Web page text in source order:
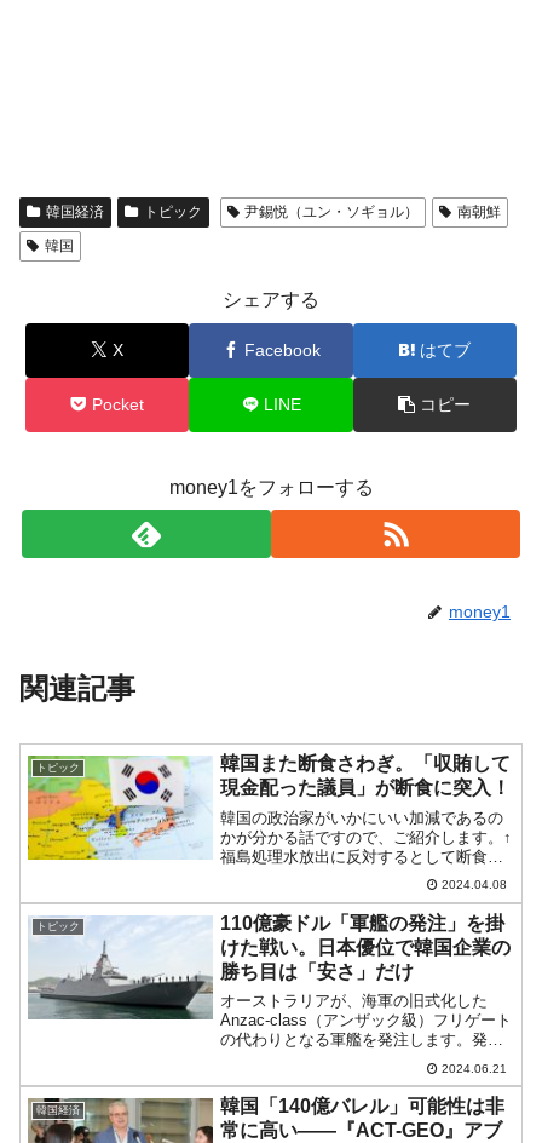
韓国経済 トピック 尹錫悦（ユン・ソギョル）
南朝鮮
韓国
シェアする
X Facebook はてブ
Pocket LINE コピー
money1をフォローする
money1
関連記事
トピック
韓国また断食さわぎ。「収賄して
現金配った議員」が断食に突入！
韓国の政治家がいかにいい加減であるの
かが分かる話ですので、ご紹介します。↑
福島処理水放出に反対するとして断食を
行った李在明（イ・ジェミョン）さん。
断食19日目に病院に緊急搬送されまし
た。「輸液を受けながら断食を続ける」
という意味不明な話にな...
2024.04.08
トピック
110億豪ドル「軍艦の発注」を掛
けた戦い。日本優位で韓国企業の
勝ち目は「安さ」だけ
オーストラリアが、海軍の旧式化した
Anzac-class（アンザック級）フリゲート
の代わりとなる軍艦を発注します。発注
総額は11億豪ドル（約1,163億円）になる
と見られています。↑アンザック級フリゲ
ート。このFFH-150「アンザック」は...
2024.06.21
韓国経済
韓国「140億バレル」可能性は非
常に高い――『ACT-GEO』アブ